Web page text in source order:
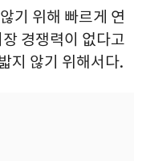
기 위해 빠르게 연
경쟁력이 없다고
지 않기 위해서다.